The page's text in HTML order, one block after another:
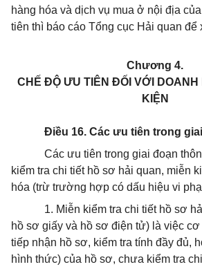
hàng hóa và dịch vụ mua ở nội địa
tiên thì báo cáo Tổng cục Hải quan để
Chương 4.
CHẾ ĐỘ ƯU TIÊN ĐỐI VỚI
KIỆN
Điều 16. Các ưu tiên trong
Các ưu tiên trong giai đoạn
kiểm tra chi tiết hồ sơ hải quan, miễn
hóa (trừ trường hợp có dấu hiệu vi
1. Miễn kiểm tra chi tiết hồ sơ
hồ sơ giấy và hồ sơ điện tử) là việc
tiếp nhận hồ sơ, kiểm tra tính đầy đủ,
hình thức) của hồ sơ, chưa kiểm tra